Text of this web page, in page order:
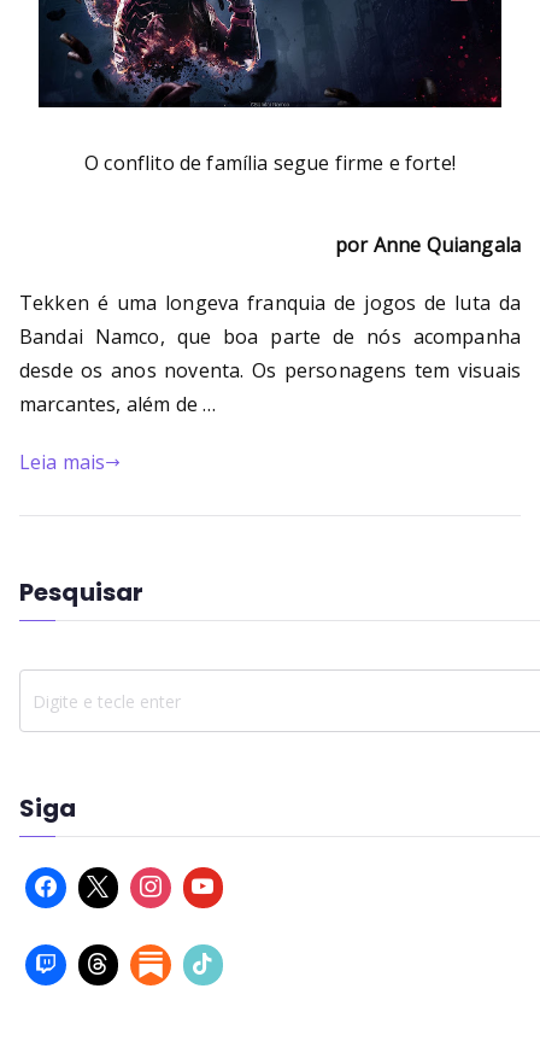
O conflito de família segue firme e forte!
por Anne Quiangala
Tekken é uma longeva franquia de jogos de luta da
Bandai Namco, que boa parte de nós acompanha
desde os anos noventa. Os personagens tem visuais
marcantes, além de …
Leia mais
Pesquisar
Siga